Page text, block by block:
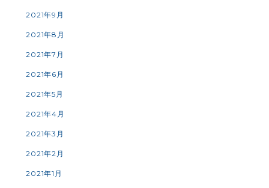
2021年9月
2021年8月
2021年7月
2021年6月
2021年5月
2021年4月
2021年3月
2021年2月
2021年1月